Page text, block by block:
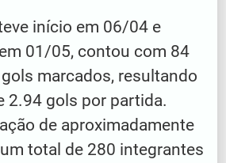
início em 06/04 e
01/05, contou com 84
marcados, resultando
2.94 gols por partida.
de aproximadamente
total de 280 integrantes